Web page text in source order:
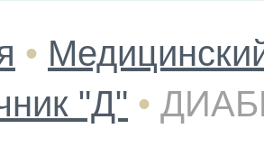
•
"Д" •